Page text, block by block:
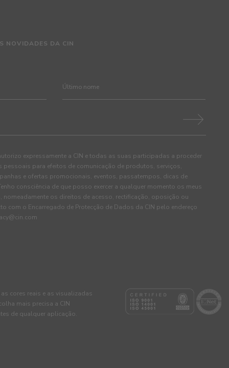
NOVIDADES DA CIN
expressamente a CIN e todas as suas participadas a proceder
para efeitos de comunicação de produtos, serviços,
e ofertas promocionais, eventos, passatempos, dicas de
consciência de que posso exercer a qualquer momento os meus
os direitos de acesso, rectificação, oposição ou
com o Encarregado de Protecção de Dados da CIN pelo endereço
cores reais e as visualizadas
mais precisa a CIN
de qualquer aplicação.